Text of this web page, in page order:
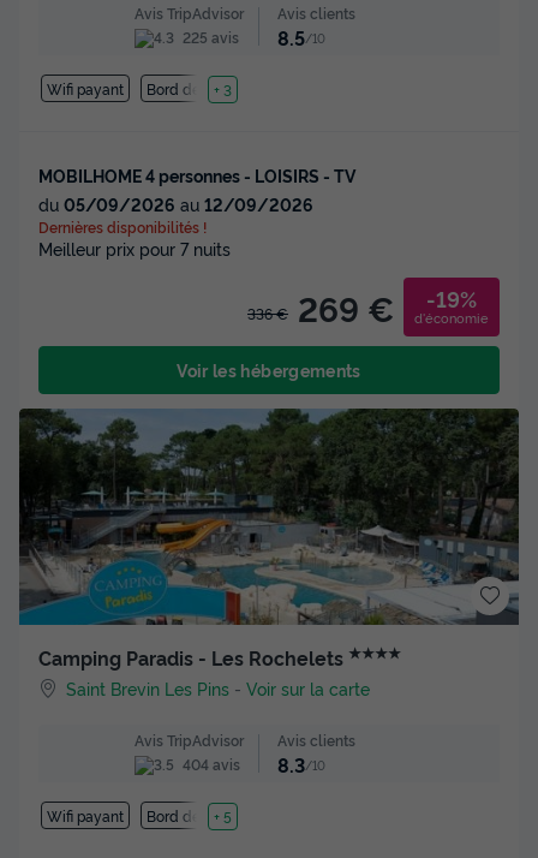
Avis TripAdvisor
225 avis
Avis clients
8.5/10
Wifi payant Bord de mer
+ 3
MOBILHOME 4 personnes - LOISIRS - TV
du 05/09/2026 au 12/09/2026
Meilleur prix pour 7 nuits
Dernières disponibilités !
336 € 269 € -19%
d'économie
Voir les hébergements
Camping Paradis - Les Rochelets ★★★★
Saint Brevin Les Pins -Voir sur la carte
Avis TripAdvisor
404 avis
Avis clients
8.3/10
Wifi payant Bord de mer
+ 5